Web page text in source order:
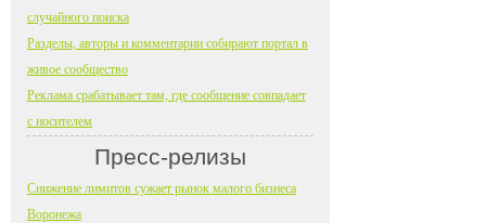
случайного поиска
Разделы, авторы и комментарии собирают портал в
живое сообщество
Реклама срабатывает там, где сообщение совпадает
с носителем
Пресс-релизы
Снижение лимитов сужает рынок малого бизнеса
Воронежа